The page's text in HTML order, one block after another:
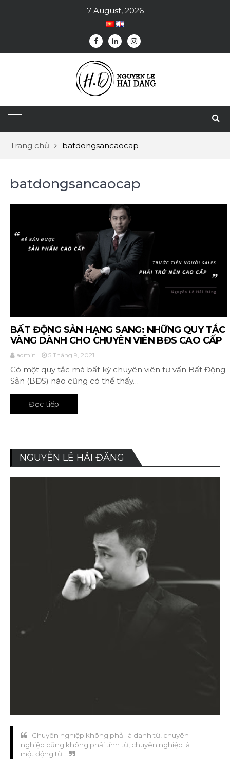
7 August, 2026
Trang chủ batdongsancaocap
batdongsancaocap
BẤT ĐỘNG SẢN HẠNG SANG: NHỮNG QUY TẮC
VÀNG DÀNH CHO CHUYÊN VIÊN BĐS CAO CẤP
admin 5 Tháng 9, 2021
Có một quy tắc mà bất kỳ chuyên viên tư vấn Bất Động
Sản (BĐS) nào cũng có thể thấy…
Đọc tiếp
NGUYỄN LÊ HẢI ĐĂNG
Chuyên nghiệp không phải là danh từ, chuyên
nghiệp cũng không phải tính từ, chuyên nghiệp là
một động từ.